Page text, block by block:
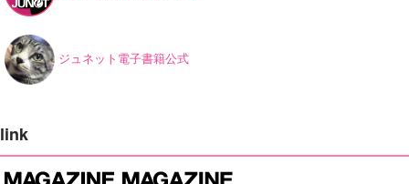
ジュネット電子書籍公式
link